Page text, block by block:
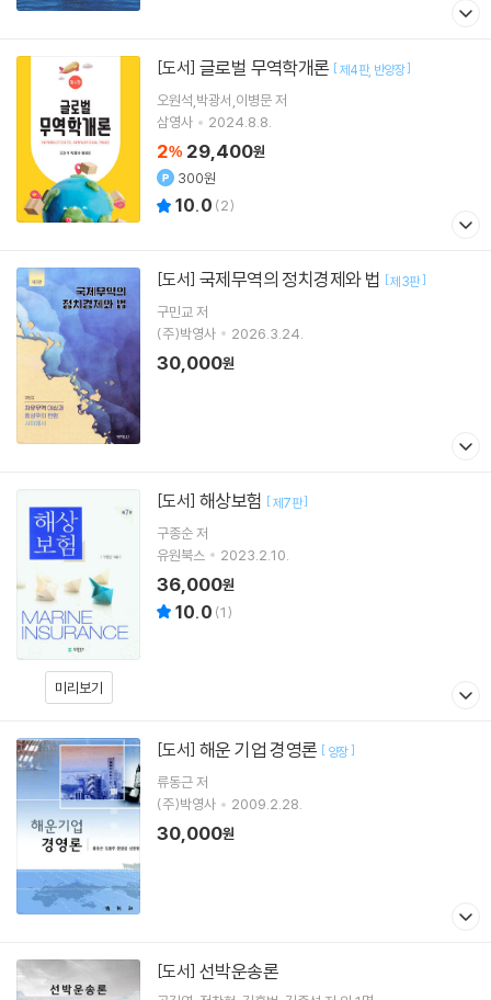
[도서] 글로벌 무역학개론 [제4판 반양장]
오원석,박광서,이병문 저
삼영사
2024.8.8.
2% 29,400원
300원
10.0 (2)
[도서] 국제무역의 정치경제와 법 [제3판]
구민교 저
(주)박영사
2026.3.24.
30,000원
미리보기
[도서] 해상보험 [제7판]
구종순저
유원북스
2023.2.10.
36,000원
10.0 (1)
[도서] 해운 기업 경영론 [ 양장]
류동근저
(주)박영사
2009.2.28.
30,000원
[도서] 선박운송론